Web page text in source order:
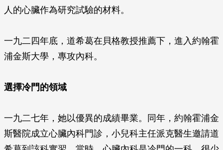
人的心臟作為研究試驗的材料。
一九二四年底，道希葛在貝格教授推薦下，進入約翰霍
浦金斯大學，專攻內科。
選擇冷門的領域
一九二七年，她以優異的成績畢業。同年，約翰霍浦金
斯醫院成立心臟內科門診，小兒科主任派克醫生邀請道